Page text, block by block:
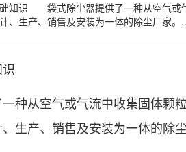
知识 袋式除尘器提供了一种从空气或
、生产、销售及安装为一体的除尘厂家。
从空气或气流中收集固体颗
生产、销售及安装为一体的除